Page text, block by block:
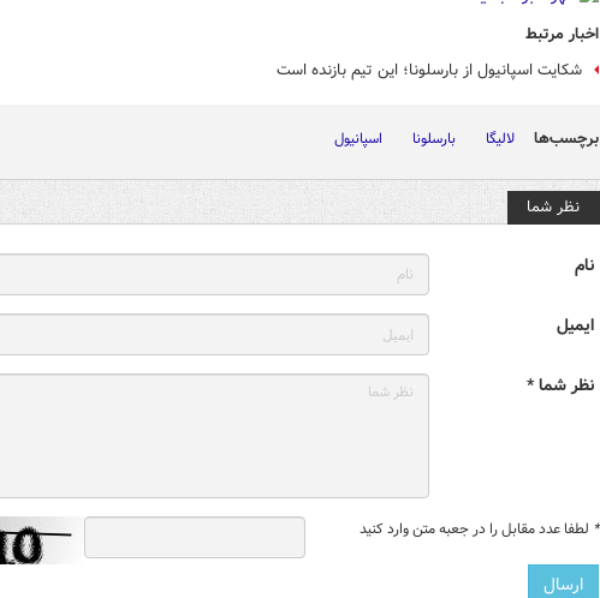
اخبار مرتبط
شکایت اسپانیول از بارسلونا؛ این تیم بازنده است
برچسب‌ها لالیگا بارسلونا اسپانیول
نظر شما
نام
ایمیل
نظر شما *
* لطفا عدد مقابل را در جعبه متن وارد کنید